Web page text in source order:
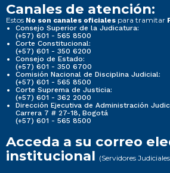
Canales de atención:
Estos No son canales oficiales para tramitar
Consejo Superior de la Judicatura:
(+57) 601 - 565 8500
Corte Constitucional:
(+57) 601 - 350 6200
Consejo de Estado:
(+57) 601 - 350 6700
Comisión Nacional de Disciplina Judicial:
(+57) 601 - 565 8500
Corte Suprema de Justicia:
(+57) 601 - 362 2000
Dirección Ejecutiva de Administración
Carrera 7 # 27-18, Bogotá
(+57) 601 - 565 8500
Acceda a su correo
institucional (Servidores